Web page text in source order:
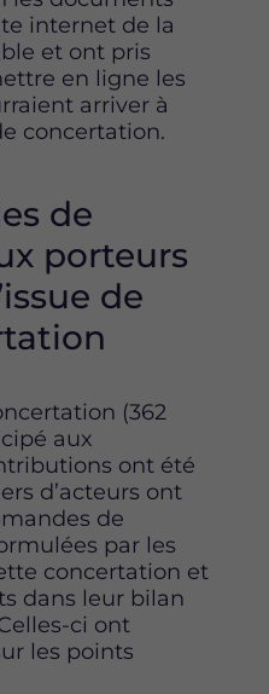
internet de la
et ont pris
en ligne les
arriver à
concertation.
de
porteurs
de
(362
aux
ont été
d’acteurs ont
de
par les
concertation et
dans leur bilan
ci ont
les points